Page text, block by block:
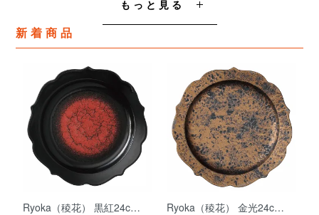
もっと見る
新着商品
Ryoka（稜花） 黒紅24c… Ryoka（稜花） 金光24c…